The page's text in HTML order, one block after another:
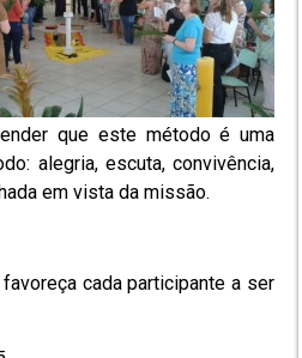
que este método é uma
alegria, escuta, convivência,
em vista da missão.
cada participante a ser